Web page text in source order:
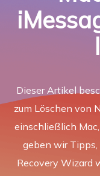
Dieser Artikel
zum Löschen von
einschließlich
geben wir Tipps,
Recovery Wizard